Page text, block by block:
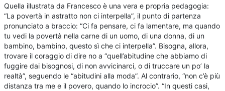
Quella illustrata da Francesco è una vera e propria pedagogia:
“La povertà in astratto non ci interpella”, il punto di partenza
pronunciato a braccio: “Ci fa pensare, ci fa lamentare, ma quando
tu vedi la povertà nella carne di un uomo, di una donna, di un
bambino, bambino, questo sì che ci interpella”. Bisogna, allora,
trovare il coraggio di dire no a “quell’abitudine che abbiamo di
fuggire dai bisognosi, di non avvicinarci, o di truccare un po’ la
realtà”, seguendo le “abitudini alla moda”. Al contrario, “non c’è più
distanza tra me e il povero, quando lo incrocio”. “In questi casi,